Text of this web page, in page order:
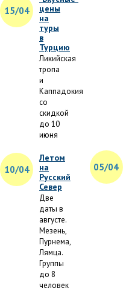
15/04
цены
на
туры
в
Турцию
Ликийская
тропа
и
Каппадокия
со
скидкой
до 10
июня
10/04
Летом
на
Русский
Север
Две
даты в
августе.
Мезень,
Пурнема,
Лямца.
Группы
до 8
человек
05/04